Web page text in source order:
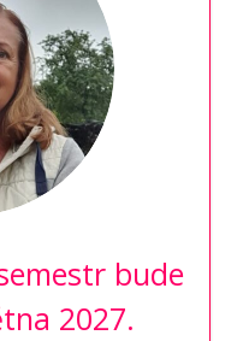
bude
2027.